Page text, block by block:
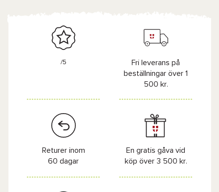
/5
Fri leverans på
beställningar över 1
500 kr.
Returer inom
60 dagar
En gratis gåva vid
köp över 3 500 kr.